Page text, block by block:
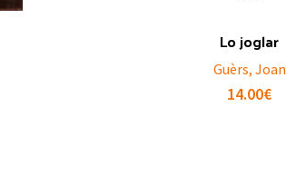
Lo joglar
Guèrs, Joan
14.00€